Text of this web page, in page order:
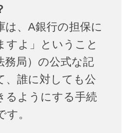
は、A銀行の担保に
すよ」ということ
務局）の公式な記
、誰に対しても公
るようにする手続
。